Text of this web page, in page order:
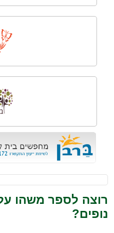
רוצה לספר משהו
נופים?